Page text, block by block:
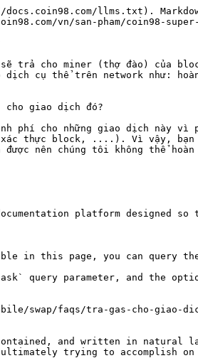
llms.txt).
vn/san-pham/coin98-
trả cho miner (thợ đào) của
dịch cụ thể trên network như:
cho giao dịch đó?
phí cho những giao dịch này vì
thực block, ....). Vì vậy,
được nên chúng tôi không thể
platform designed
this page, you can query the
query parameter, and the
swap/faqs/tra-gas-cho-giao-
and written in natural
trying to accomplish